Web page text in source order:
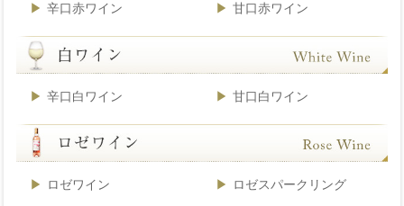
辛口赤ワイン 甘口赤ワイン
辛口白ワイン 甘口白ワイン
ロゼワイン ロゼスパークリング